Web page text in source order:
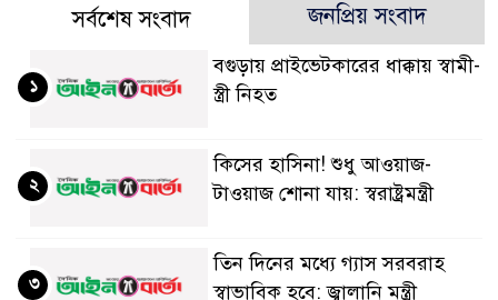
সর্বশেষ সংবাদ জনপ্রিয় সংবাদ
বগুড়ায় প্রাইভেটকারের ধাক্কায় স্বামী-
স্ত্রী নিহত
১
কিসের হাসিনা! শুধু আওয়াজ-
টাওয়াজ শোনা যায়: স্বরাষ্ট্রমন্ত্রী
২
তিন দিনের মধ্যে গ্যাস সরবরাহ
স্বাভাবিক হবে: জ্বালানি মন্ত্রী
৩